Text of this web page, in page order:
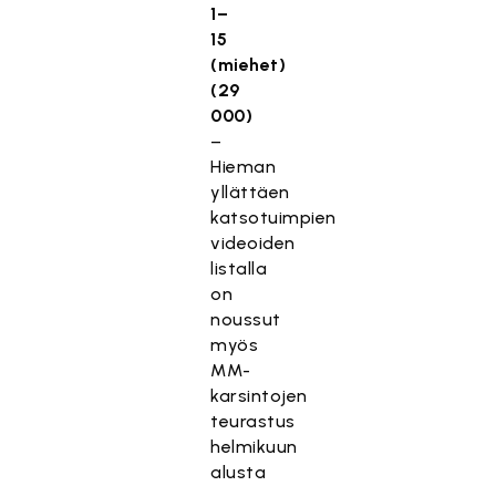
1–
15
(miehet)
(29
000)
–
Hieman
yllättäen
katsotuimpien
videoiden
listalla
on
noussut
myös
MM-
karsintojen
teurastus
helmikuun
alusta